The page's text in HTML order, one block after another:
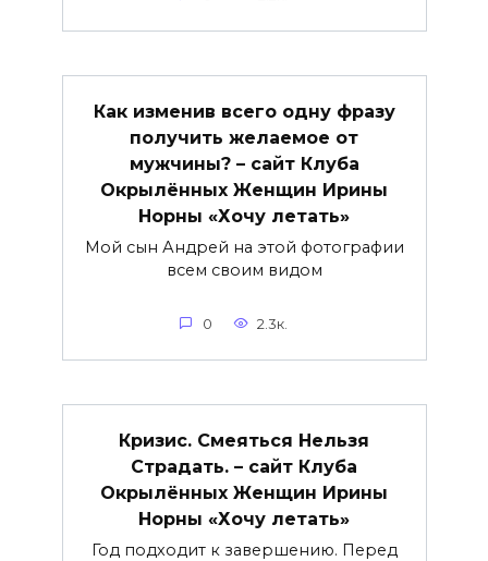
Как изменив всего одну фразу
получить желаемое от
мужчины? – сайт Клуба
Окрылённых Женщин Ирины
Норны «Хочу летать»
Мой сын Андрей на этой фотографии
всем своим видом
0 2.3к.
Кризис. Смеяться Нельзя
Страдать. – сайт Клуба
Окрылённых Женщин Ирины
Норны «Хочу летать»
Год подходит к завершению. Перед